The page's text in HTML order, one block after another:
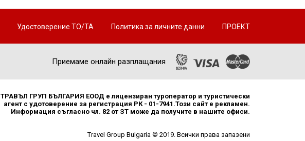
Удостоверение ТО/ТА Политика за личните данни ПРОЕКТ
Приемаме онлайн разплащания
ТРАВЪЛ ГРУП БЪЛГАРИЯ ЕООД е лицензиран туроператор и туристически
агент с удотоверение за регистрация РК - 01-7941.Този сайт е рекламен.
Информация съгласно чл. 82 от ЗТ може да получите в нашите офиси.
Travel Group Bulgaria © 2019. Всички права запазени